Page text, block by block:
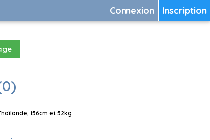
Inscription
Connexion
156cm et 52kg